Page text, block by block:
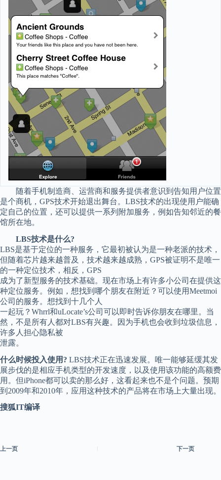
随着手机制造商、运营商和服务提供者意识到告知用户位置
是个商机，GPS技术开始退出舞台。LBS技术的出现使用户能确
定自己的位置，还可以提供一系列附加服务，例如告知邻近的餐
馆所在地。
LBS技术是什么?
LBS是基于定位的一种服务，它最初被认为是一种老派的技术，
但随着芯片越来越普及，技术越来越成熟，GPS被证明不是唯一
的一种定位技术，相反，GPS
成为了新型服务的技术基础。现在市场上有许多小公司在提供这
种定位服务。例如，想找到哪个朋友在附近？可以使用Meetmoi
公司的服务。想找到十几个人
一起玩？Whrrl和uLocate’s公司可以即时告诉你朋友在哪里。当
然，不是所有人都对LBS有兴趣。因为手机也会收到垃圾信息，
许多人担心隐私被
泄露。
什么时候投入使用? LBS技术正在迅速发展。唯一能够延缓其发
展步伐的是相应手机类型的开发速度，以及使用该功能的高额费
用。但iPhone都可以卖的那么好，这看起来也不是个问题。预期
到2009年和2010年，应用这种技术的产品将在市场上大量出现。
搜狐IT编译
上一页 下一页